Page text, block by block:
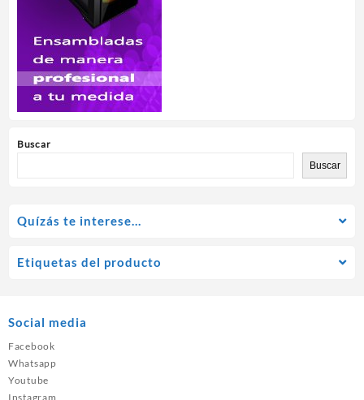
Buscar
Buscar
Quízás te interese…
Etiquetas del producto
Social media
Facebook
Whatsapp
Youtube
Instagram